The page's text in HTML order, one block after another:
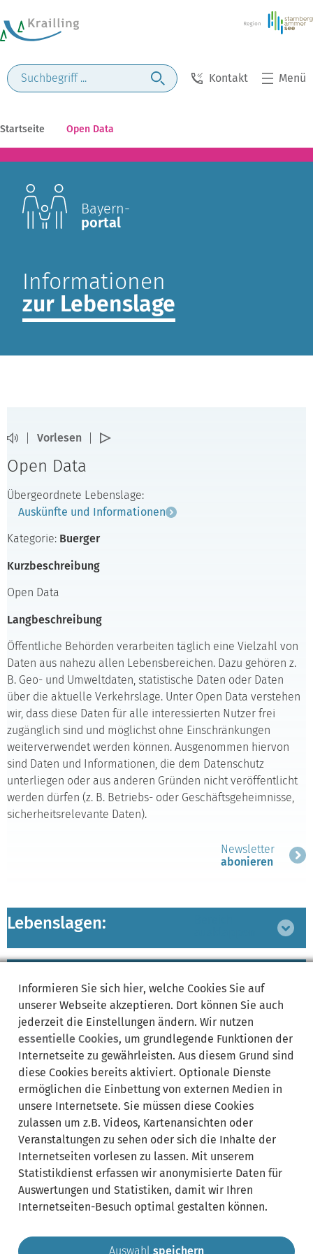
Kontakt Menü
Startseite Open Data
Bayern-
portal
Informationen
zur Lebenslage
Vorlesen
Open Data
Übergeordnete Lebenslage:
Auskünfte und Informationen
Kategorie: Buerger
Kurzbeschreibung
Open Data
Langbeschreibung
Öffentliche Behörden verarbeiten täglich eine Vielzahl von
Daten aus nahezu allen Lebensbereichen. Dazu gehören z.
B. Geo- und Umweltdaten, statistische Daten oder Daten
über die aktuelle Verkehrslage. Unter Open Data verstehen
wir, dass diese Daten für alle interessierten Nutzer frei
zugänglich sind und möglichst ohne Einschränkungen
weiterverwendet werden können. Ausgenommen hiervon
sind Daten und Informationen, die dem Datenschutz
unterliegen oder aus anderen Gründen nicht veröffentlicht
werden dürfen (z. B. Betriebs- oder Geschäftsgeheimnisse,
sicherheitsrelevante Daten).
Newsletter
abonieren
Lebenslagen:
ausklappen
Leistungen
Synonyme:
Creative Commons Namensnennung (CC BY)
Geobasisdaten
Geodaten
OpenData Bayern
OpenData Portal
OpenDataPortal Bayern Statistik
Informieren Sie sich hier, welche Cookies Sie auf
unserer Webseite akzeptieren. Dort können Sie auch
jederzeit die Einstellungen ändern. Wir nutzen
essentielle Cookies, um grundlegende Funktionen der
Internetseite zu gewährleisten. Aus diesem Grund sind
diese Cookies bereits aktiviert. Optionale Dienste
ermöglichen die Einbettung von externen Medien in
unsere Internetsete. Sie müssen diese Cookies
zulassen um z.B. Videos, Kartenansichten oder
Veranstaltungen zu sehen oder sich die Inhalte der
Internetseiten vorlesen zu lassen. Mit unserem
Statistikdienst erfassen wir anonymisierte Daten für
Auswertungen und Statistiken, damit wir Ihren
Internetseiten-Besuch optimal gestalten können.
Auswahl speichern